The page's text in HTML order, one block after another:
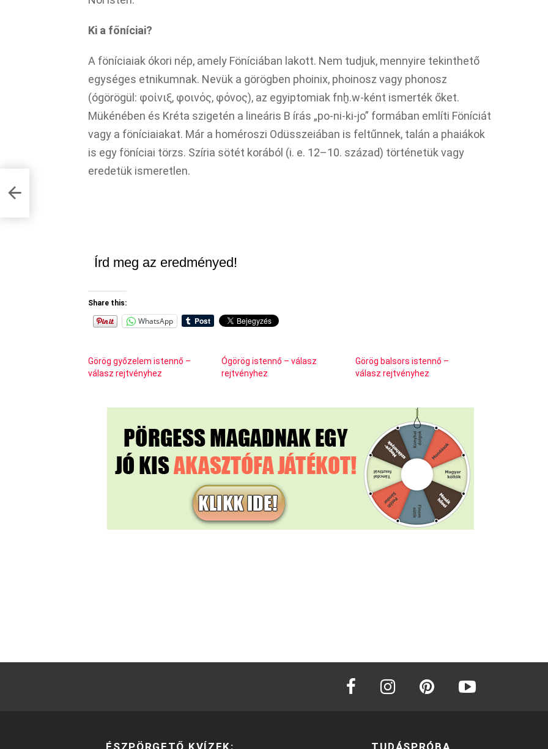
Ki a főníciai?
A föníciaiak ókori nép, amely Föníciában lakott. Nem tudjuk, mennyire tekinthető
egységes etnikumnak. Nevük a görögben phoinix, phoinosz vagy phonosz
(ógörögül: φοίνιξ, φοινός, φόνος), az egyiptomiak fnḫ.w-ként ismerték őket.
Mükénében és Kréta szigetén a lineáris B írás „po-ni-ki-jo” formában említi Föníciát
vagy a föníciaiakat. Már a homéroszi Odüsszeiában is feltűnnek, talán a phaiákok
is egy föníciai törzs. Szíria sötét korából (i. e. 12–10. század) történetük vagy
eredetük ismeretlen.
Írd meg az eredményed!
Share this:
WhatsApp
Görög győzelem istennő –
válasz rejtvényhez
Ógörög istennő – válasz
rejtvényhez
Görög balsors istennő –
válasz rejtvényhez
facebook instagram
ÉSZPÖRGETŐ KVÍZEK: TUDÁSPRÓBA